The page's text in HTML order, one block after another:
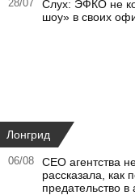
28/07
Слух: ЭФКО не
шоу» в своих
Лонгрид
06/08
CEO агентства
рассказала, как
предательство в